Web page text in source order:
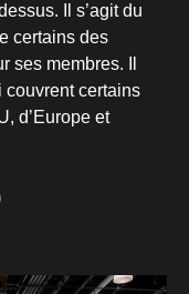
Il s’agit du
certains des
ses membres. Il
couvrent certains
d’Europe et